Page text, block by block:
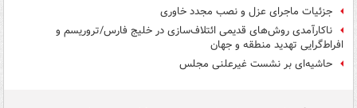
جزئیات ماجرای عزل و نصب مجدد خاوری
ناکارآمدی روش‌های قدیمی ائتلاف‌سازی در خلیج فارس/تروریسم و
افراط‌گرایی تهدید منطقه و جهان
حاشیه‌ای بر نشست غیرعلنی مجلس